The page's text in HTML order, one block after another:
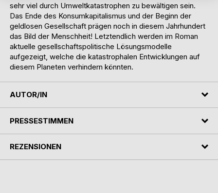
sehr viel durch Umweltkatastrophen zu bewältigen sein.
Das Ende des Konsumkapitalismus und der Beginn der
geldlosen Gesellschaft prägen noch in diesem Jahrhundert
das Bild der Menschheit! Letztendlich werden im Roman
aktuelle gesellschaftspolitische Lösungsmodelle
aufgezeigt, welche die katastrophalen Entwicklungen auf
diesem Planeten verhindern könnten.
AUTOR/IN
PRESSESTIMMEN
REZENSIONEN